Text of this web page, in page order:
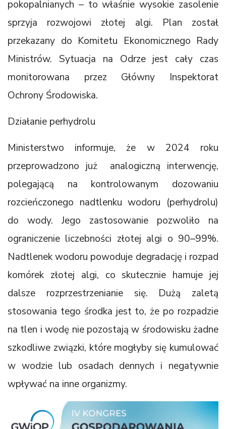
pokopalnianych – to właśnie wysokie zasolenie
sprzyja rozwojowi złotej algi. Plan został
przekazany do Komitetu Ekonomicznego Rady
Ministrów. Sytuacja na Odrze jest cały czas
monitorowana przez Główny Inspektorat
Ochrony Środowiska.
Działanie perhydrolu
Ministerstwo informuje, że w 2024 roku
przeprowadzono już analogiczną interwencję,
polegającą na kontrolowanym dozowaniu
rozcieńczonego nadtlenku wodoru (perhydrolu)
do wody. Jego zastosowanie pozwoliło na
ograniczenie liczebności złotej algi o 90–99%.
Nadtlenek wodoru powoduje degradację i rozpad
komórek złotej algi, co skutecznie hamuje jej
dalsze rozprzestrzenianie się. Dużą zaletą
stosowania tego środka jest to, że po rozpadzie
na tlen i wodę nie pozostają w środowisku żadne
szkodliwe związki, które mogłyby się kumulować
w wodzie lub osadach dennych i negatywnie
wpływać na inne organizmy.